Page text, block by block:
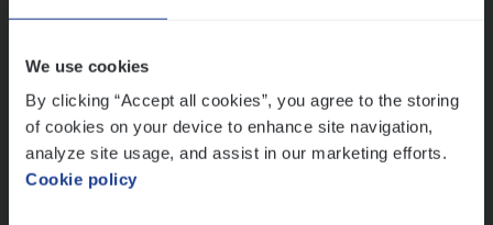
We use cookies
By clicking “Accept all cookies”, you agree to the storing
of cookies on your device to enhance site navigation,
analyze site usage, and assist in our marketing efforts.
Cookie policy